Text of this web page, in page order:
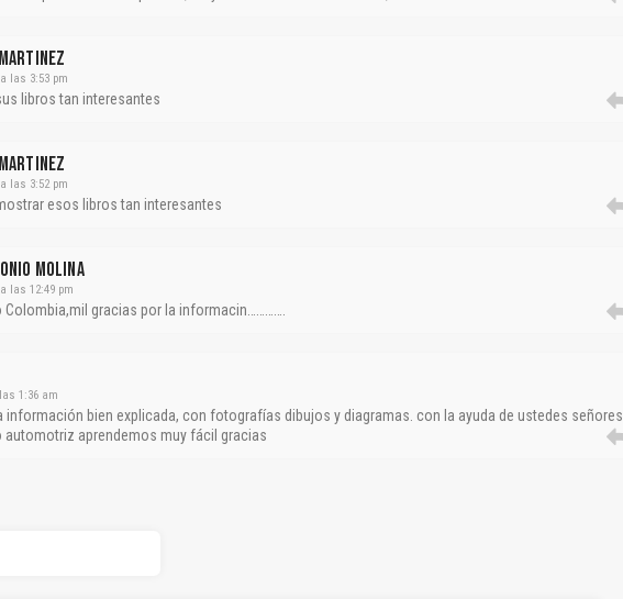
las 3:53 pm
libros tan interesantes
las 3:52 pm
esos libros tan interesantes
MOLINA
las 12:49 pm
Colombia,mil gracias por la informacin………….
1:36 am
información bien explicada, con fotografías dibujos y diagramas. con la ayuda de ustedes señores
automotriz aprendemos muy fácil gracias